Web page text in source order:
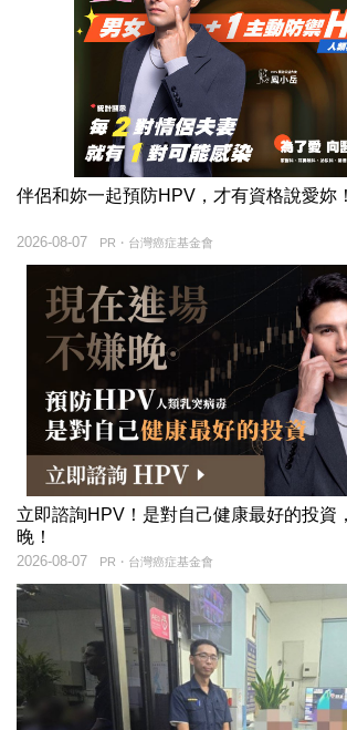
伴侶和妳一起預防HPV，才有資格說愛妳！
PR・台灣癌症基金會
2026-08-07
立即諮詢HPV！是對自己健康最好的投資
晚！
PR・台灣癌症基金會
2026-08-07